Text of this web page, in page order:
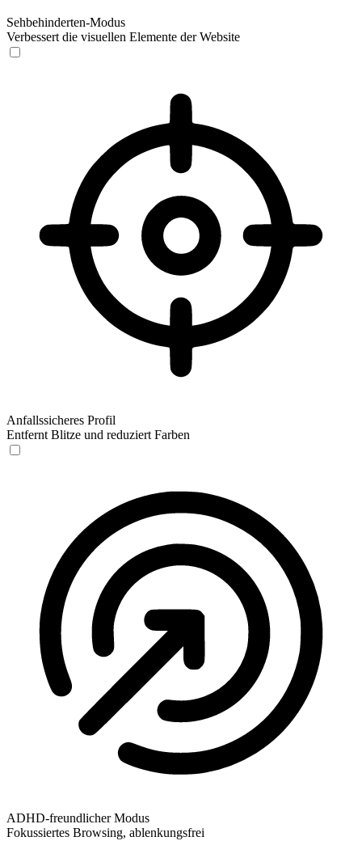
Sehbehinderten-Modus
Verbessert die visuellen Elemente der Website
Anfallssicheres Profil
Entfernt Blitze und reduziert Farben
ADHD-freundlicher Modus
Fokussiertes Browsing, ablenkungsfrei